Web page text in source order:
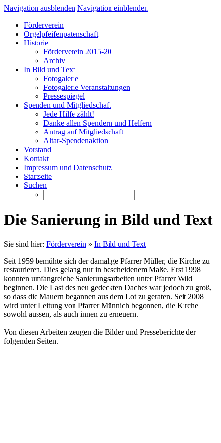
Navigation ausblenden Navigation einblenden
Förderverein
Orgelpfeifenpatenschaft
Historie
Förderverein 2015-20
Archiv
In Bild und Text
Fotogalerie
Fotogalerie Veranstaltungen
Pressespiegel
Spenden und Mitgliedschaft
Jede Hilfe zählt!
Danke allen Spendern und Helfern
Antrag auf Mitgliedschaft
Altar-Spendenaktion
Vorstand
Kontakt
Impressum und Datenschutz
Startseite
Suchen
Die Sanierung in Bild und Text
Sie sind hier: Förderverein » In Bild und Text
Seit 1959 bemühte sich der damalige Pfarrer Müller, die Kirche zu
restaurieren. Dies gelang nur in bescheidenem Maße. Erst 1998
konnten umfangreiche Sanierungsarbeiten unter Pfarrer Wild
beginnen. Die Last des neu gedeckten Daches war jedoch zu groß,
so dass die Mauern begannen aus dem Lot zu geraten. Seit 2008
wird unter Leitung von Pfarrer Münnich begonnen, die Kirche
sowohl aussen, als auch innen zu erneuern.
Von diesen Arbeiten zeugen die Bilder und Presseberichte der
folgenden Seiten.